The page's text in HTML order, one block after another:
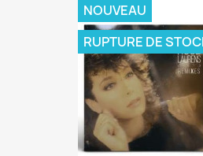
NOUVEAU
RUPTURE DE